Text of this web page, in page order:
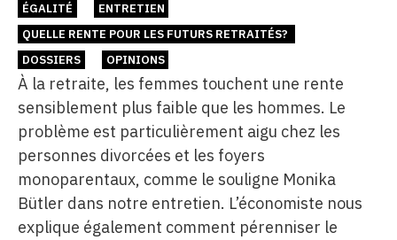
ÉGALITÉ
ENTRETIEN
QUELLE RENTE POUR LES FUTURS RETRAITÉS?
DOSSIERS
OPINIONS
À la retraite, les femmes touchent une rente
sensiblement plus faible que les hommes. Le
problème est particulièrement aigu chez les
personnes divorcées et les foyers
monoparentaux, comme le souligne Monika
Bütler dans notre entretien. L’économiste nous
explique également comment pérenniser le